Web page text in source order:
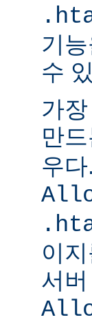
기
수
가
만
우
이
서